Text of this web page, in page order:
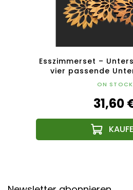
Esszimmerset –
vier passende
ON STOCK
31,60